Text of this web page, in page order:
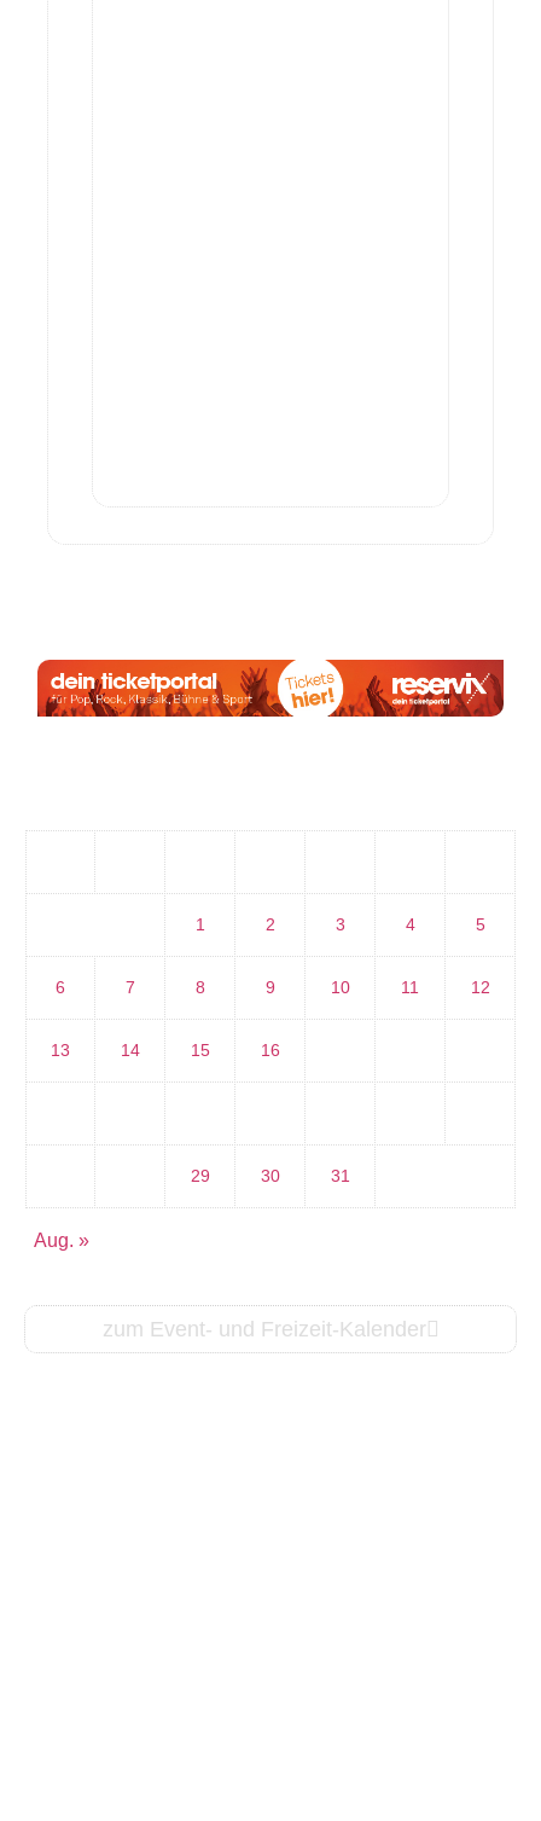
1 2 3 4 5
6 7 8 9 10 11 12
13 14 15 16
29 30 31
Aug. »
zum Event- und Freizeit-Kalender